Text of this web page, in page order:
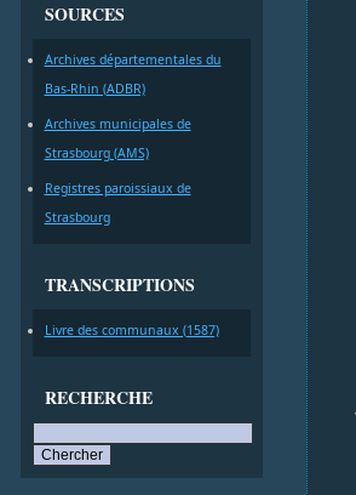
SOURCES
Archives départementales du
Bas-Rhin (ADBR)
Archives municipales de
Strasbourg (AMS)
Registres paroissiaux de
Strasbourg
TRANSCRIPTIONS
Livre des communaux (1587)
RECHERCHE